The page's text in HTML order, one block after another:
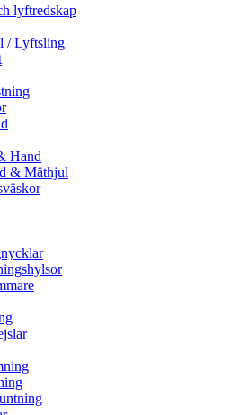
lyftredskap
/ Lyftsling
Hand
& Mäthjul